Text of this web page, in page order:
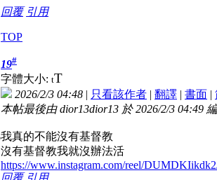
回覆 引用
TOP
19#
字體大小: tT
2026/2/3 04:48 | 只看該作者 | 翻譯 | 書面 |
本帖最後由 dior13dior13 於 2026/2/3 04:49
我真的不能沒有基督教
沒有基督教我就沒辦法活
https://www.instagram.com/reel/